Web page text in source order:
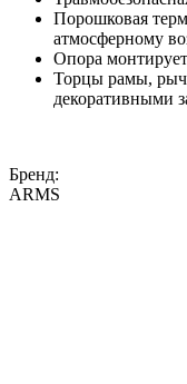
Порошковая
атмосферному
Опора
Торцы рамы,
декоративными
Бренд:
ARMS